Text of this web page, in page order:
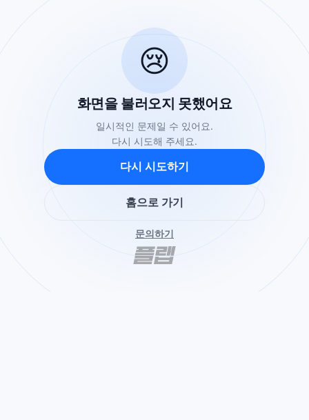
😢
화면을 불러오지 못했어요
일시적인 문제일 수 있어요.
다시 시도해 주세요.
다시 시도하기
홈으로 가기
문의하기